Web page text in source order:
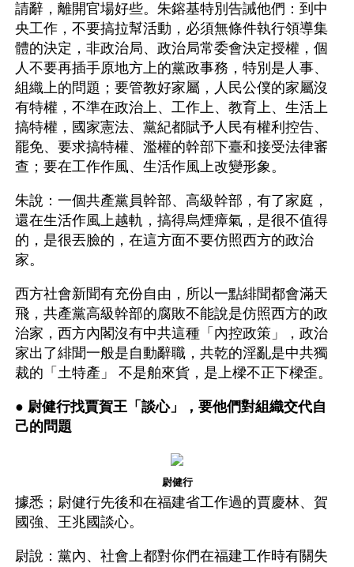
請辭，離開官場好些。朱鎔基特別告誡他們：到中
央工作，不要搞拉幫活動，必須無條件執行領導集
體的決定，非政治局、政治局常委會決定授權，個
人不要再插手原地方上的黨政事務，特別是人事、
組織上的問題；要管教好家屬，人民公僕的家屬沒
有特權，不準在政治上、工作上、教育上、生活上
搞特權，國家憲法、黨紀都賦予人民有權利控告、
罷免、要求搞特權、濫權的幹部下臺和接受法律審
查；要在工作作風、生活作風上改變形象。
朱說：一個共產黨員幹部、高級幹部，有了家庭，
還在生活作風上越軌，搞得烏煙瘴氣，是很不值得
的，是很丟臉的，在這方面不要仿照西方的政治
家。
西方社會新聞有充份自由，所以一點緋聞都會滿天
飛，共產黨高級幹部的腐敗不能說是仿照西方的政
治家，西方內閣沒有中共這種「內控政策」，政治
家出了緋聞一般是自動辭職，共乾的淫亂是中共獨
裁的「土特產」 不是舶來貨，是上樑不正下樑歪。
● 尉健行找賈賀王「談心」，要他們對組織交代自
己的問題
尉健行
據悉；尉健行先後和在福建省工作過的賈慶林、賀
國強、王兆國談心。
尉說：黨內、社會上都對你們在福建工作時有關失